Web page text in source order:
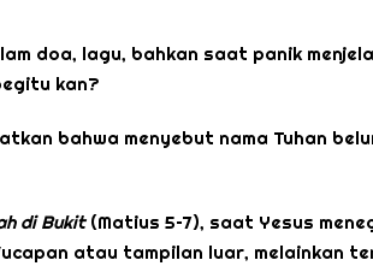
doa, lagu, bahkan saat panik
kan?
bahwa menyebut nama Tuhan
di Bukit(Matius 5–7), saat Yesus
atau tampilan luar, melainkan